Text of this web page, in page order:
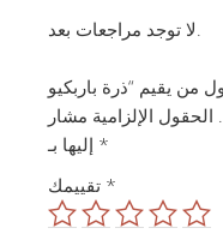
الحقول الإلزامية مشار
*
*